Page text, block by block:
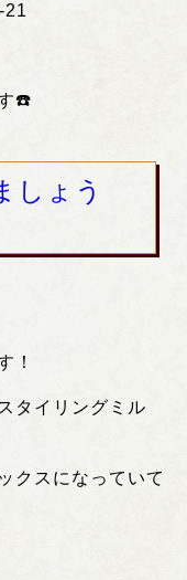
21
☎️
しょう
！
タイリングミル
クスになっていて